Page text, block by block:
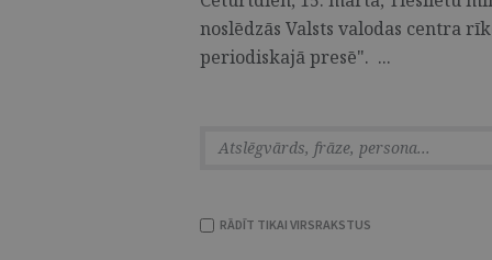
noslēdzās Valsts valodas centra
periodiskajā presē". ...
RĀDĪT TIKAI VIRSRAKSTUS